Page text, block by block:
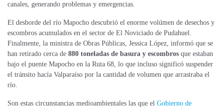
canales, generando problemas y emergencias.
El desborde del río Mapocho descubrió el enorme volúmen de desechos y
escombros acumulados en el sector de El Noviciado de Pudahuel.
Finalmente, la ministra de Obras Públicas, Jessica López, informó que se
han retirado cerca de 880 toneladas de basura y escombros que estaban
bajo el puente Mapocho en la Ruta 68, lo que incluso significó suspender
el tránsito hacía Valparaíso por la cantidad de volumen que arrastraba el
río.
Son estas circunstancias medioambientales las que el Gobierno de